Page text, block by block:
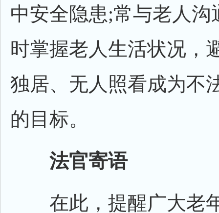
中安全隐患;常与老人沟
时掌握老人生活状况，
独居、无人照看成为不
的目标。
法官寄语
在此，提醒广大老